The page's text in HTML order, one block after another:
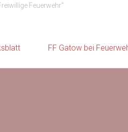
Feuerwehr"
FF Gatow bei